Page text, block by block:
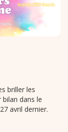
briller les
bilan dans le
avril dernier.